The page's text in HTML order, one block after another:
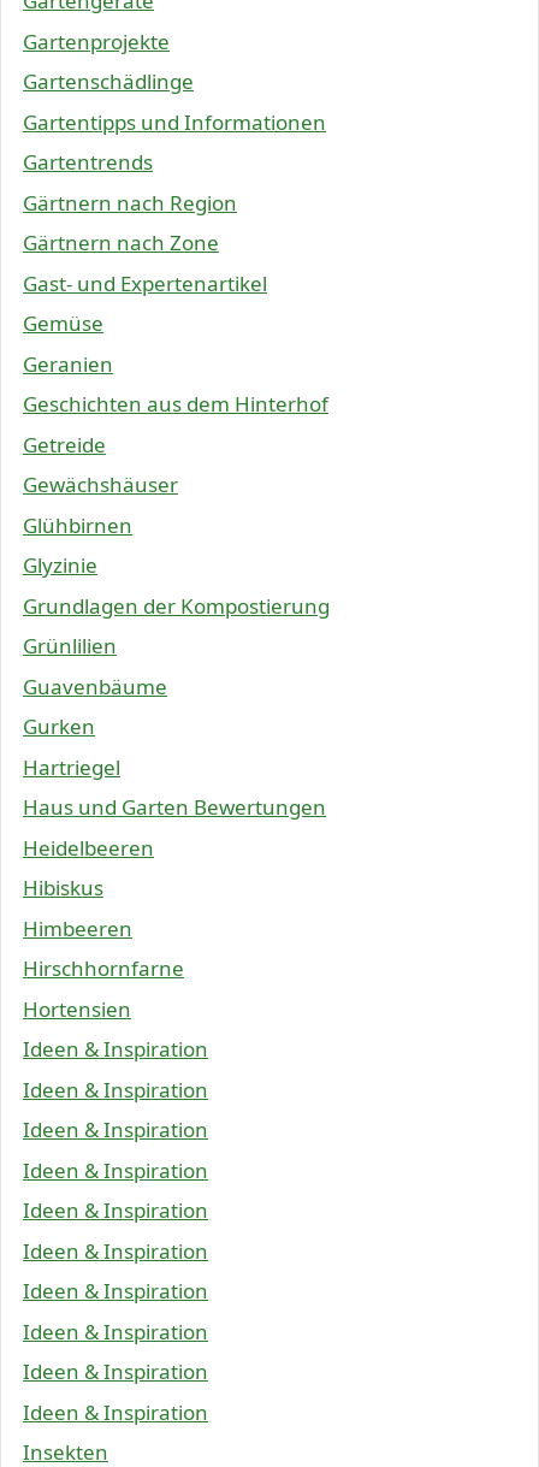
Gartenprojekte
Gartenschädlinge
Gartentipps und Informationen
Gartentrends
Gärtnern nach Region
Gärtnern nach Zone
Gast- und Expertenartikel
Gemüse
Geranien
Geschichten aus dem Hinterhof
Getreide
Gewächshäuser
Glühbirnen
Glyzinie
Grundlagen der Kompostierung
Grünlilien
Guavenbäume
Gurken
Hartriegel
Haus und Garten Bewertungen
Heidelbeeren
Hibiskus
Himbeeren
Hirschhornfarne
Hortensien
Ideen & Inspiration
Ideen & Inspiration
Ideen & Inspiration
Ideen & Inspiration
Ideen & Inspiration
Ideen & Inspiration
Ideen & Inspiration
Ideen & Inspiration
Ideen & Inspiration
Ideen & Inspiration
Insekten